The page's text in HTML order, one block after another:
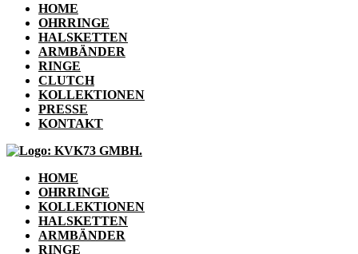
HOME
OHRRINGE
HALSKETTEN
ARMBÄNDER
RINGE
CLUTCH
KOLLEKTIONEN
PRESSE
KONTAKT
HOME
OHRRINGE
KOLLEKTIONEN
HALSKETTEN
ARMBÄNDER
RINGE